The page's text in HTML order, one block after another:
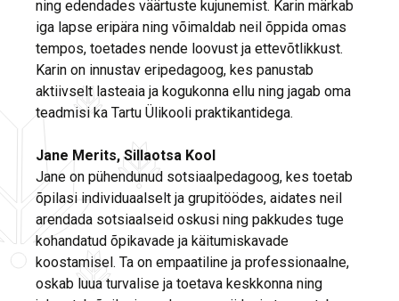
ning edendades väärtuste kujunemist. Karin märkab
iga lapse eripära ning võimaldab neil õppida omas
tempos, toetades nende loovust ja ettevõtlikkust.
Karin on innustav eripedagoog, kes panustab
aktiivselt lasteaia ja kogukonna ellu ning jagab oma
teadmisi ka Tartu Ülikooli praktikantidega.
Jane Merits, Sillaotsa Kool
Jane on pühendunud sotsiaalpedagoog, kes toetab
õpilasi individuaalselt ja grupitöödes, aidates neil
arendada sotsiaalseid oskusi ning pakkudes tuge
kohandatud õpikavade ja käitumiskavade
koostamisel. Ta on empaatiline ja professionaalne,
oskab luua turvalise ja toetava keskkonna ning